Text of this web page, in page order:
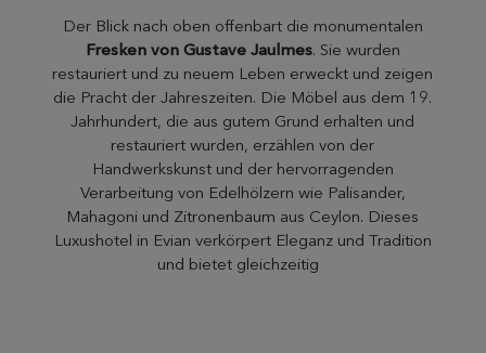
Der Blick nach oben offenbart die monumentalen
Fresken von Gustave Jaulmes. Sie wurden
restauriert und zu neuem Leben erweckt und zeigen
die Pracht der Jahreszeiten. Die Möbel aus dem 19.
Jahrhundert, die aus gutem Grund erhalten und
restauriert wurden, erzählen von der
Handwerkskunst und der hervorragenden
Verarbeitung von Edelhölzern wie Palisander,
Mahagoni und Zitronenbaum aus Ceylon. Dieses
Luxushotel in Evian verkörpert Eleganz und Tradition
und bietet gleichzeitig